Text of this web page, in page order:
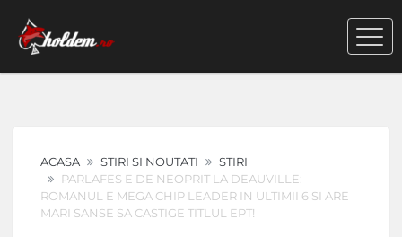
ACASA STIRI SI NOUTATI
STIRI
PARLAFES E DE NEOPRIT LA DEAUVILLE:
ROMANUL E MEGA CHIP LEADER IN ULTIMII 6 SI ARE
MARI SANSE SA CASTIGE TITLUL EPT!